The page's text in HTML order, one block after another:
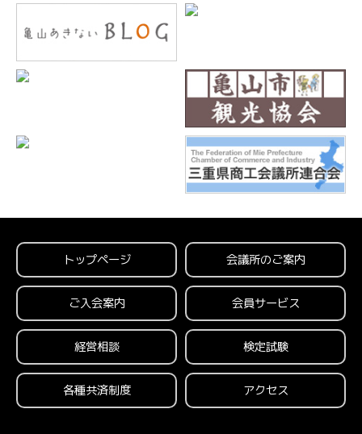
トップページ 会議所のご案内
ご入会案内 会員サービス
経営相談 検定試験
各種共済制度 アクセス